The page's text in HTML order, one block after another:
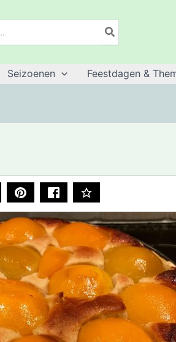
Seizoenen Feestdagen &